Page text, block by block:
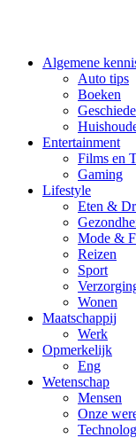
Algemene
Auto tips
Boeken
Entertainment
Films en
Gaming
Lifestyle
Eten &
Mode &
Reizen
Sport
Wonen
Maatschappij
Werk
Opmerkelijk
Eng
Wetenschap
Mensen
Onze